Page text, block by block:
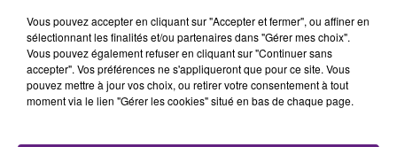
Nicolas Sarkozy, Eric Ciotti, pour
une réunion publique de soutien à
l'ancien président de la République
dans le cadre de l'éléction des
Vous pouvez accepter en cliquant sur "Accepter et fermer", ou affiner en
sélectionnant les finalités et/ou partenaires dans "Gérer mes choix".
Vous pouvez également refuser en cliquant sur "Continuer sans
accepter". Vos préférences ne s'appliqueront que pour ce site. Vous
pouvez mettre à jour vos choix, ou retirer votre consentement à tout
moment via le lien "Gérer les cookies" situé en bas de chaque page.